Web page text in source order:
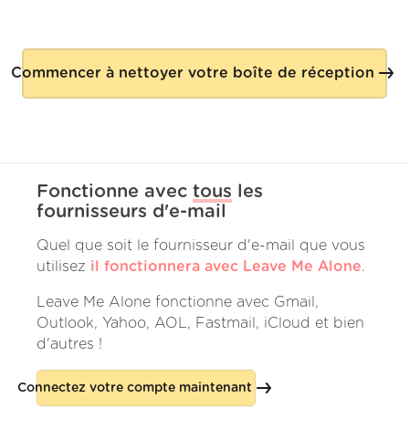
Commencer à nettoyer votre boîte de réception
Fonctionne avec tous
les
fournisseurs d'e-mail
Quel que soit le fournisseur d'e-mail que vous
utilisez il fonctionnera avec Leave Me Alone.
Leave Me Alone fonctionne avec Gmail,
Outlook, Yahoo, AOL, Fastmail, iCloud et bien
d'autres !
Connectez votre compte maintenant